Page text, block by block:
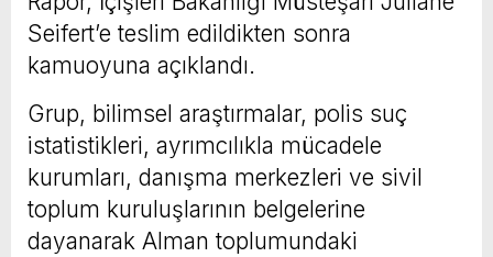
Seifert’e teslim edildikten sonra
kamuoyuna açıklandı.
Grup, bilimsel araştırmalar, polis suç
istatistikleri, ayrımcılıkla mücadele
kurumları, danışma merkezleri ve sivil
toplum kuruluşlarının belgelerine
dayanarak Alman toplumundaki